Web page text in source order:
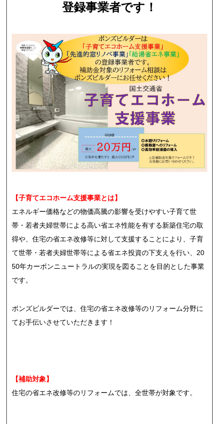
登録事業者です！
【子育てエコホーム支援事業とは】
エネルギー価格などの物価高騰の影響を受けやすい子育て世
帯・若者夫婦世帯による高い省エネ性能を有する新築住宅の取
得や、住宅の省エネ改修等に対して支援することにより、子育
て世帯・若者夫婦世帯等による省エネ投資の下支えを行い、20
50年カーボンニュートラルの実現を図ることを目的とした事業
です。
ボンズビルダーでは、住宅の省エネ改修等のリフォーム分野に
てお手伝いさせていただきます！
【補助対象】
住宅の省エネ改修等のリフォームでは、全世帯が対象です。